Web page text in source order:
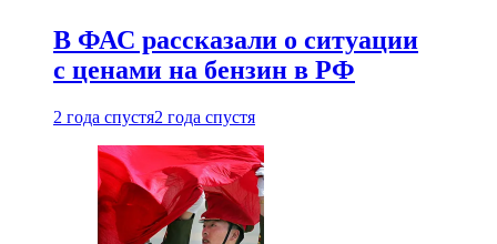
В ФАС рассказали о ситуации
с ценами на бензин в РФ
2 года спустя2 года спустя